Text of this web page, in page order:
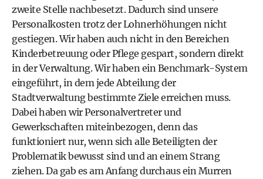
zweite Stelle nachbesetzt. Dadurch sind unsere
Personalkosten trotz der Lohnerhöhungen nicht
gestiegen. Wir haben auch nicht in den Bereichen
Kinderbetreuung oder Pflege gespart, sondern direkt
in der Verwaltung. Wir haben ein Benchmark-System
eingeführt, in dem jede Abteilung der
Stadtverwaltung bestimmte Ziele erreichen muss.
Dabei haben wir Personalvertreter und
Gewerkschaften miteinbezogen, denn das
funktioniert nur, wenn sich alle Beteiligten der
Problematik bewusst sind und an einem Strang
ziehen. Da gab es am Anfang durchaus ein Murren